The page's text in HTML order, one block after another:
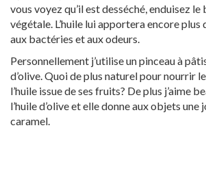
vous voyez qu’il est desséché, enduisez le
végétale. L’huile lui apportera encore
aux bactéries et aux odeurs.
Personnellement j’utilise un pinceau à
d’olive. Quoi de plus naturel pour nourrir
l’huile issue de ses fruits? De plus j’aime
l’huile d’olive et elle donne aux objets une
caramel.